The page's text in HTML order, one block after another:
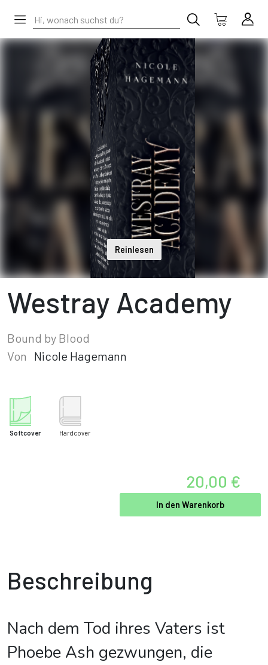
Reinlesen
Westray Academy
Bound by Blood
Von
Nicole Hagemann
Softcover Hardcover
20,00 €
In den Warenkorb
Beschreibung
Nach dem Tod ihres Vaters ist
Phoebe Ash gezwungen, die